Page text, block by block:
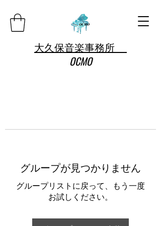
大久保音楽事務所
OCMO
グループが見つかりません
グループリストに戻って、もう一度
お試しください。